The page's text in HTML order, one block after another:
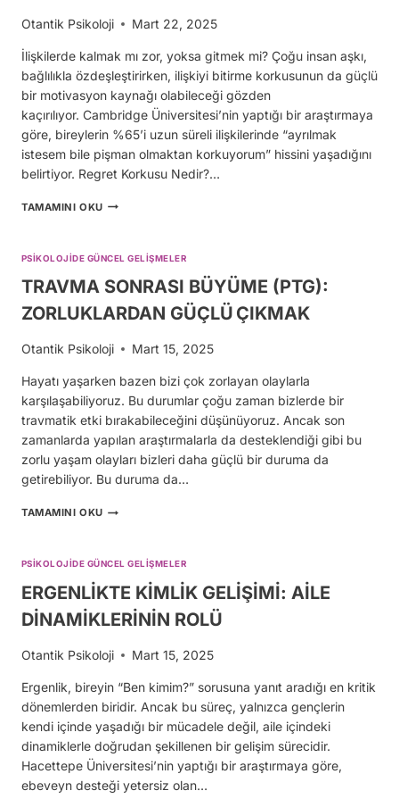
Otantik Psikoloji Mart 22, 2025
İlişkilerde kalmak mı zor, yoksa gitmek mi? Çoğu insan aşkı,
bağlılıkla özdeşleştirirken, ilişkiyi bitirme korkusunun da güçlü
bir motivasyon kaynağı olabileceği gözden
kaçırılıyor. Cambridge Üniversitesi’nin yaptığı bir araştırmaya
göre, bireylerin %65’i uzun süreli ilişkilerinde “ayrılmak
istesem bile pişman olmaktan korkuyorum” hissini yaşadığını
belirtiyor. Regret Korkusu Nedir?…
TAMAMINI OKU AŞK
‘REGRET’
KORKUSUNUN
PERDESINI
ARALIYORUZ
PSIKOLOJIDE GÜNCEL GELIŞMELER
TRAVMA SONRASI BÜYÜME (PTG):
ZORLUKLARDAN GÜÇLÜ ÇIKMAK
Otantik Psikoloji Mart 15, 2025
Hayatı yaşarken bazen bizi çok zorlayan olaylarla
karşılaşabiliyoruz. Bu durumlar çoğu zaman bizlerde bir
travmatik etki bırakabileceğini düşünüyoruz. Ancak son
zamanlarda yapılan araştırmalarla da desteklendiği gibi bu
zorlu yaşam olayları bizleri daha güçlü bir duruma da
getirebiliyor. Bu duruma da…
TAMAMINI OKU TRAVMA
ZORLUKLARDAN
GÜÇLÜ ÇIKMAK
PSIKOLOJIDE GÜNCEL GELIŞMELER
ERGENLİKTE KİMLİK GELİŞİMİ: AİLE
DİNAMİKLERİNİN ROLÜ
Otantik Psikoloji Mart 15, 2025
Ergenlik, bireyin “Ben kimim?” sorusuna yanıt aradığı en kritik
dönemlerden biridir. Ancak bu süreç, yalnızca gençlerin
kendi içinde yaşadığı bir mücadele değil, aile içindeki
dinamiklerle doğrudan şekillenen bir gelişim sürecidir.
Hacettepe Üniversitesi’nin yaptığı bir araştırmaya göre,
ebeveyn desteği yetersiz olan…